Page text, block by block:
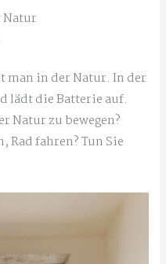
Natur
man in der Natur. In der
lädt die Batterie auf.
Natur zu bewegen?
Rad fahren? Tun Sie